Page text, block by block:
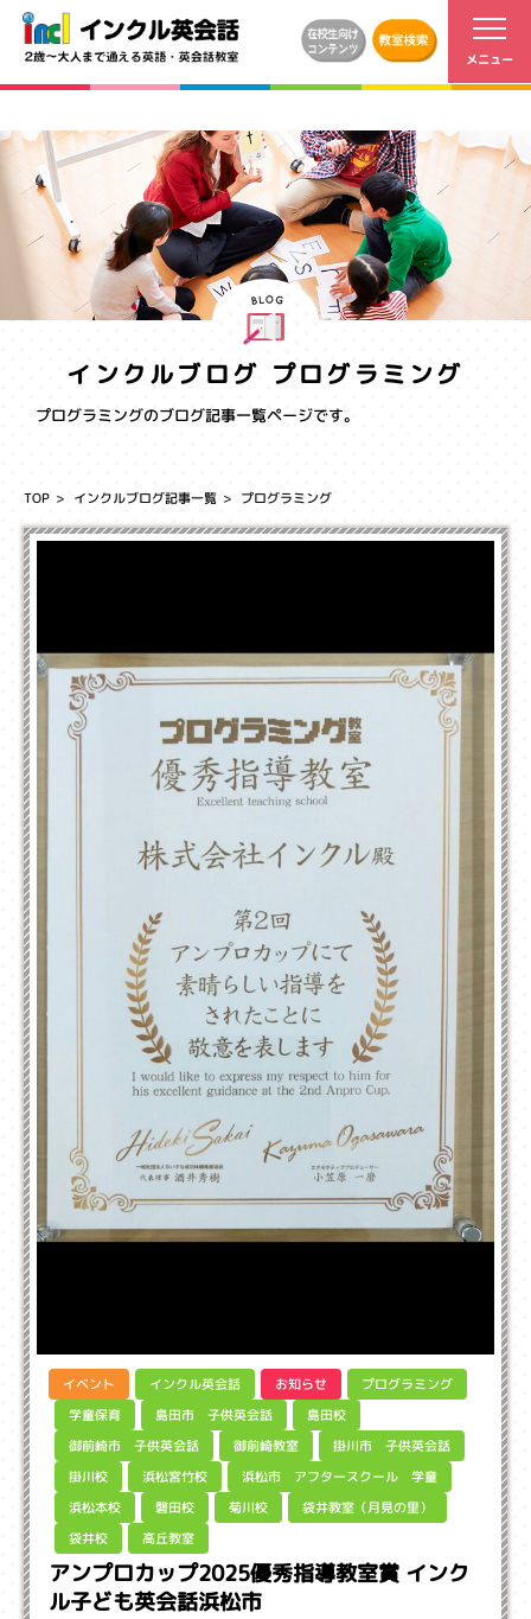
インクルブログ プログラミング
プログラミングのブログ記事一覧ページです。
TOP インクルブログ記事一覧 プログラミング
イベント インクル英会話 お知らせ プログラミング
学童保育 島田市 子供英会話 島田校
御前崎市 子供英会話 御前崎教室 掛川市 子供英会話
掛川校 浜松宮竹校 浜松市 アフタースクール 学童
浜松本校 磐田校 菊川校 袋井教室（月見の里）
袋井校 高丘教室
アンプロカップ2025優秀指導教室賞 インク
ル子ども英会話浜松市